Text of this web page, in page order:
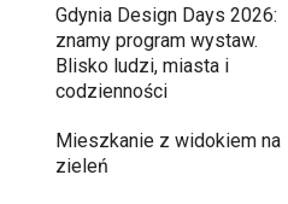
Gdynia Design Days 2026:
znamy program wystaw.
Blisko ludzi, miasta i
codzienności
Mieszkanie z widokiem na
zieleń